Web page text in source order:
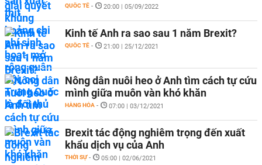
QUỐC TẾ - 20:00 | 05/09/2022
Kinh tế Anh ra sao sau 1 năm Brexit?
QUỐC TẾ - 21:00 | 25/12/2021
Nông dân nuôi heo ở Anh tìm cách tự cứu
mình giữa muôn vàn khó khăn
HÀNG HÓA - 07:00 | 03/12/2021
Brexit tác động nghiêm trọng đến xuất
khẩu dịch vụ của Anh
THỜI SỰ - 05:00 | 02/06/2021